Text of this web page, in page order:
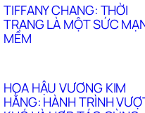
TIFFANY CHANG: THỜI
TRANG LÀ MỘT SỨC
MỀM
HOA HẬU VƯƠNG KIM
HẰNG: HÀNH TRÌNH